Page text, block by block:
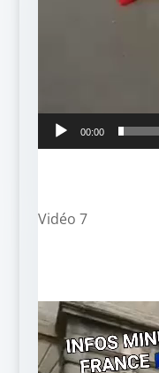
00:00
Vidéo 7
Lecteur
vidéo